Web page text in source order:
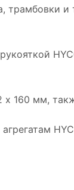
160 мм,